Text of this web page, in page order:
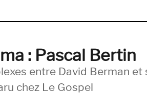
: Pascal Bertin
entre David Berman
chez Le Gospel